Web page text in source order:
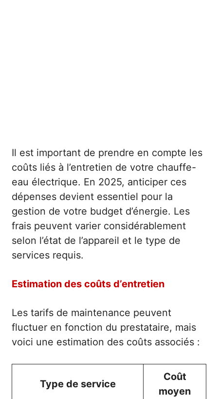
Il est important de prendre en compte les
coûts liés à l’entretien de votre chauffe-
eau électrique. En 2025, anticiper ces
dépenses devient essentiel pour la
gestion de votre budget d’énergie. Les
frais peuvent varier considérablement
selon l’état de l’appareil et le type de
services requis.
Estimation des coûts d’entretien
Les tarifs de maintenance peuvent
fluctuer en fonction du prestataire, mais
voici une estimation des coûts associés :
Type de service
Coût
moyen